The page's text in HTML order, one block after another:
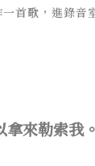
首歌，進錄音
來勒索我。